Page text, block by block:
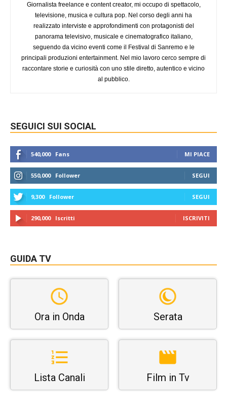
Giornalista freelance e content creator, mi occupo di spettacolo,
televisione, musica e cultura pop. Nel corso degli anni ha
realizzato interviste e approfondimenti con protagonisti del
panorama televisivo, musicale e cinematografico italiano,
seguendo da vicino eventi come il Festival di Sanremo e le
principali produzioni entertainment. Nel mio lavoro cerco sempre di
raccontare storie e curiosità con uno stile diretto, autentico e vicino
al pubblico.
SEGUICI SUI SOCIAL
540,000 Fans MI PIACE
550,000 Follower SEGUI
9,300 Follower SEGUI
290,000 Iscritti ISCRIVITI
GUIDA TV
Ora in Onda Serata
Lista Canali Film in Tv